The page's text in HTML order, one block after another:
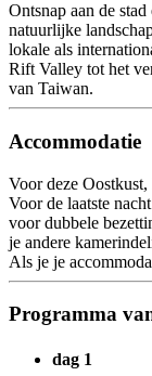
Ontsnap aan de
natuurlijke
lokale als
Rift Valley tot het
van Taiwan.
Accommodatie
Voor deze
Voor de laatste
voor dubbele
je andere
Als je je
Programma
dag 1